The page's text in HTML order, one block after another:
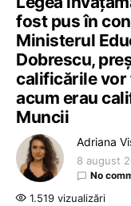
fost pus în
Ministerul
Dobrescu,
calificările vor
acum erau
Muncii
Adriana
8 august
No
1.519 vizualizări